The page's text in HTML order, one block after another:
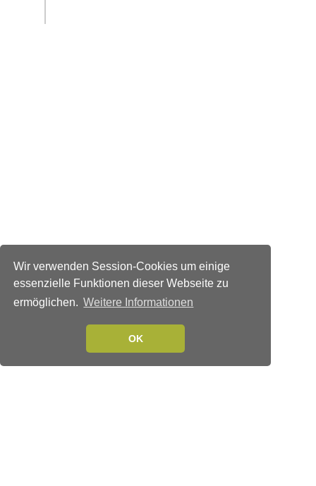
Wir verwenden Session-Cookies um einige
essenzielle Funktionen dieser Webseite zu
ermöglichen. Weitere Informationen
OK